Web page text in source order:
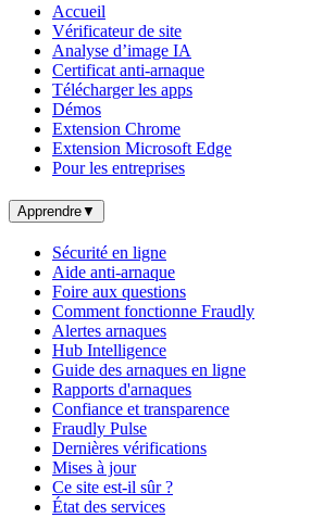
Accueil
Vérificateur de site
Analyse d’image IA
Certificat anti-arnaque
Télécharger les apps
Démos
Extension Chrome
Extension Microsoft Edge
Pour les entreprises
Apprendre▼
Sécurité en ligne
Aide anti-arnaque
Foire aux questions
Comment fonctionne Fraudly
Alertes arnaques
Hub Intelligence
Guide des arnaques en ligne
Rapports d'arnaques
Confiance et transparence
Fraudly Pulse
Dernières vérifications
Mises à jour
Ce site est-il sûr ?
État des services